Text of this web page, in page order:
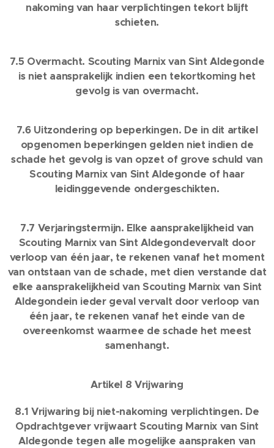
nakoming van haar verplichtingen tekort blijft
schieten.
7.5 Overmacht. Scouting Marnix van Sint Aldegonde
is niet aansprakelijk indien een tekortkoming het
gevolg is van overmacht.
7.6 Uitzondering op beperkingen. De in dit artikel
opgenomen beperkingen gelden niet indien de
schade het gevolg is van opzet of grove schuld van
Scouting Marnix van Sint Aldegonde of haar
leidinggevende ondergeschikten.
7.7 Verjaringstermijn. Elke aansprakelijkheid van
Scouting Marnix van Sint Aldegondevervalt door
verloop van één jaar, te rekenen vanaf het moment
van ontstaan van de schade, met dien verstande dat
elke aansprakelijkheid van Scouting Marnix van Sint
Aldegondein ieder geval vervalt door verloop van
één jaar, te rekenen vanaf het einde van de
overeenkomst waarmee de schade het meest
samenhangt.
Artikel 8 Vrijwaring
8.1 Vrijwaring bij niet-nakoming verplichtingen. De
Opdrachtgever vrijwaart Scouting Marnix van Sint
Aldegonde tegen alle mogelijke aanspraken van